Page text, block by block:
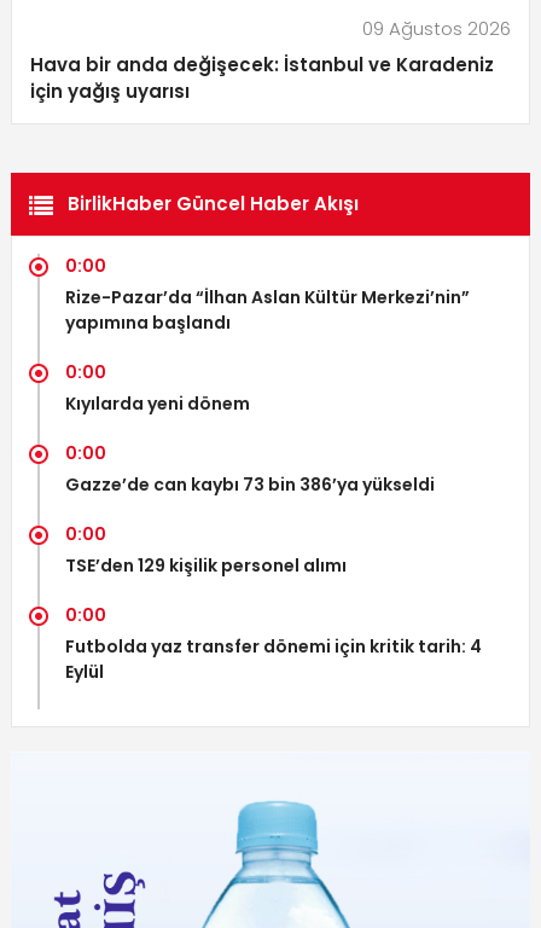
09 Ağustos 2026
Hava bir anda değişecek: İstanbul ve Karadeniz
için yağış uyarısı
BirlikHaber Güncel Haber Akışı
0:00
Rize-Pazar’da “İlhan Aslan Kültür Merkezi’nin”
yapımına başlandı
0:00
Kıyılarda yeni dönem
0:00
Gazze’de can kaybı 73 bin 386’ya yükseldi
0:00
TSE’den 129 kişilik personel alımı
0:00
Futbolda yaz transfer dönemi için kritik tarih: 4
Eylül